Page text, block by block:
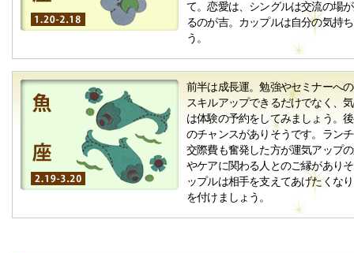
て。恋愛は、シングルは交流の場
るのが吉。カップルは自分の気持
う。
前半は成長運。勉強やセミナーへ
スキルアップできるだけでなく、
は体験の予約をしてみましょう。
のチャンスがありそうです。ラン
交際費も奮発した方が運気アップ
やケアに関わる人とのご縁があり
ップルは相手を支えてあげたくな
を付けましょう。